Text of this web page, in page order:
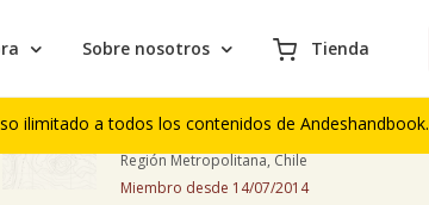
Sobre nosotros Tienda
ilimitado a todos los contenidos de Andeshandbook.
66 años
Región Metropolitana, Chile
Miembro desde 14/07/2014